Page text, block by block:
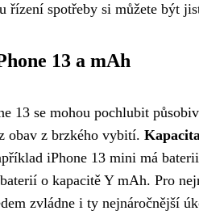
řízení spotřeby si můžete být
13 a mAh
13 se mohou pochlubit
obav z brzkého vybití.
iPhone 13 mini má
o kapacitě Y mAh. Pro
zvládne i ty nejnáročnější